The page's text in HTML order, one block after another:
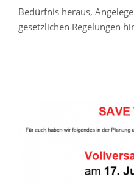
Bedürfnis heraus,
gesetzlichen Regelungen